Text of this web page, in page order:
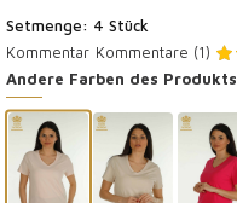
Setmenge: 4 Stück
Kommentar Kommentare (1)
Andere Farben des Produkts